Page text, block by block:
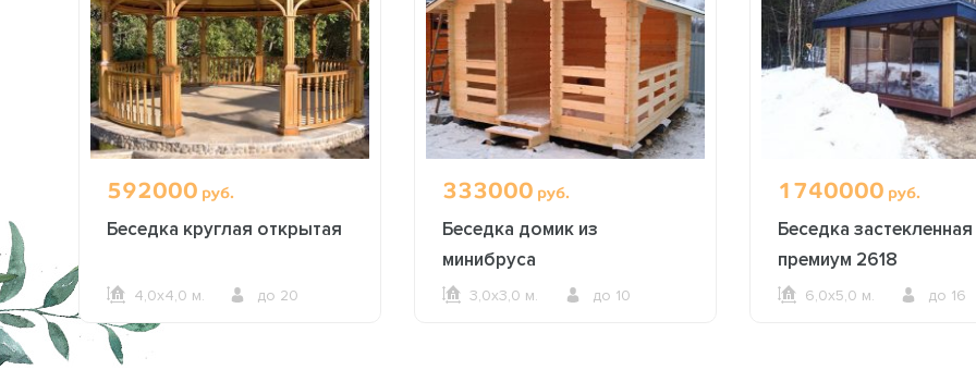
592000 руб.
Беседка круглая открытая
4,0х4,0 м. до 20
333000 руб.
Беседка домик из
минибруса
3,0х3,0 м. до 10
1740000 руб.
Беседка застекленная
премиум 2618
6,0х5,0 м. до 16